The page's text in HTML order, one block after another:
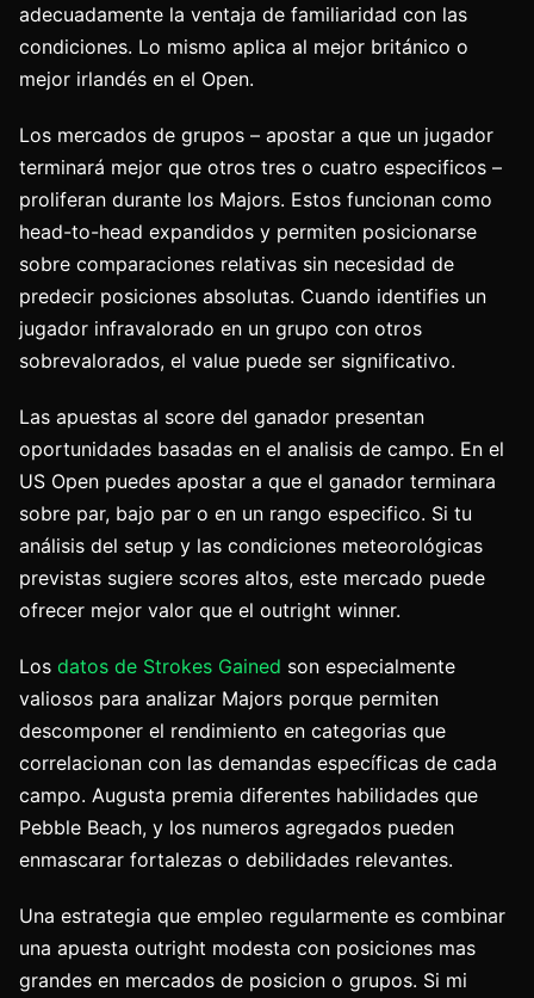
adecuadamente la ventaja de familiaridad con las
condiciones. Lo mismo aplica al mejor británico o
mejor irlandés en el Open.
Los mercados de grupos – apostar a que un jugador
terminará mejor que otros tres o cuatro especificos –
proliferan durante los Majors. Estos funcionan como
head-to-head expandidos y permiten posicionarse
sobre comparaciones relativas sin necesidad de
predecir posiciones absolutas. Cuando identifies un
jugador infravalorado en un grupo con otros
sobrevalorados, el value puede ser significativo.
Las apuestas al score del ganador presentan
oportunidades basadas en el analisis de campo. En el
US Open puedes apostar a que el ganador terminara
sobre par, bajo par o en un rango especifico. Si tu
análisis del setup y las condiciones meteorológicas
previstas sugiere scores altos, este mercado puede
ofrecer mejor valor que el outright winner.
Los datos de Strokes Gained son especialmente
valiosos para analizar Majors porque permiten
descomponer el rendimiento en categorias que
correlacionan con las demandas específicas de cada
campo. Augusta premia diferentes habilidades que
Pebble Beach, y los numeros agregados pueden
enmascarar fortalezas o debilidades relevantes.
Una estrategia que empleo regularmente es combinar
una apuesta outright modesta con posiciones mas
grandes en mercados de posicion o grupos. Si mi